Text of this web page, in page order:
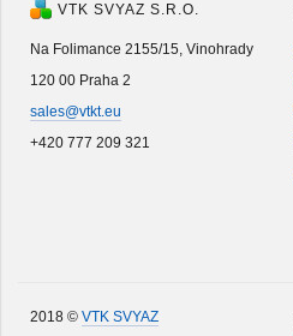
VTK SVYAZ S.R.O.
Na Folimance 2155/15, Vinohrady
120 00 Praha 2
sales@vtkt.eu
+420 777 209 321
2018 © VTK SVYAZ